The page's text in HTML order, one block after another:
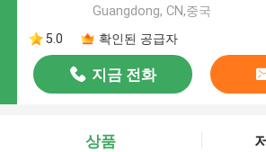
Guangdong, CN,중국
5.0
확인된 공급자
지금 전화
상품